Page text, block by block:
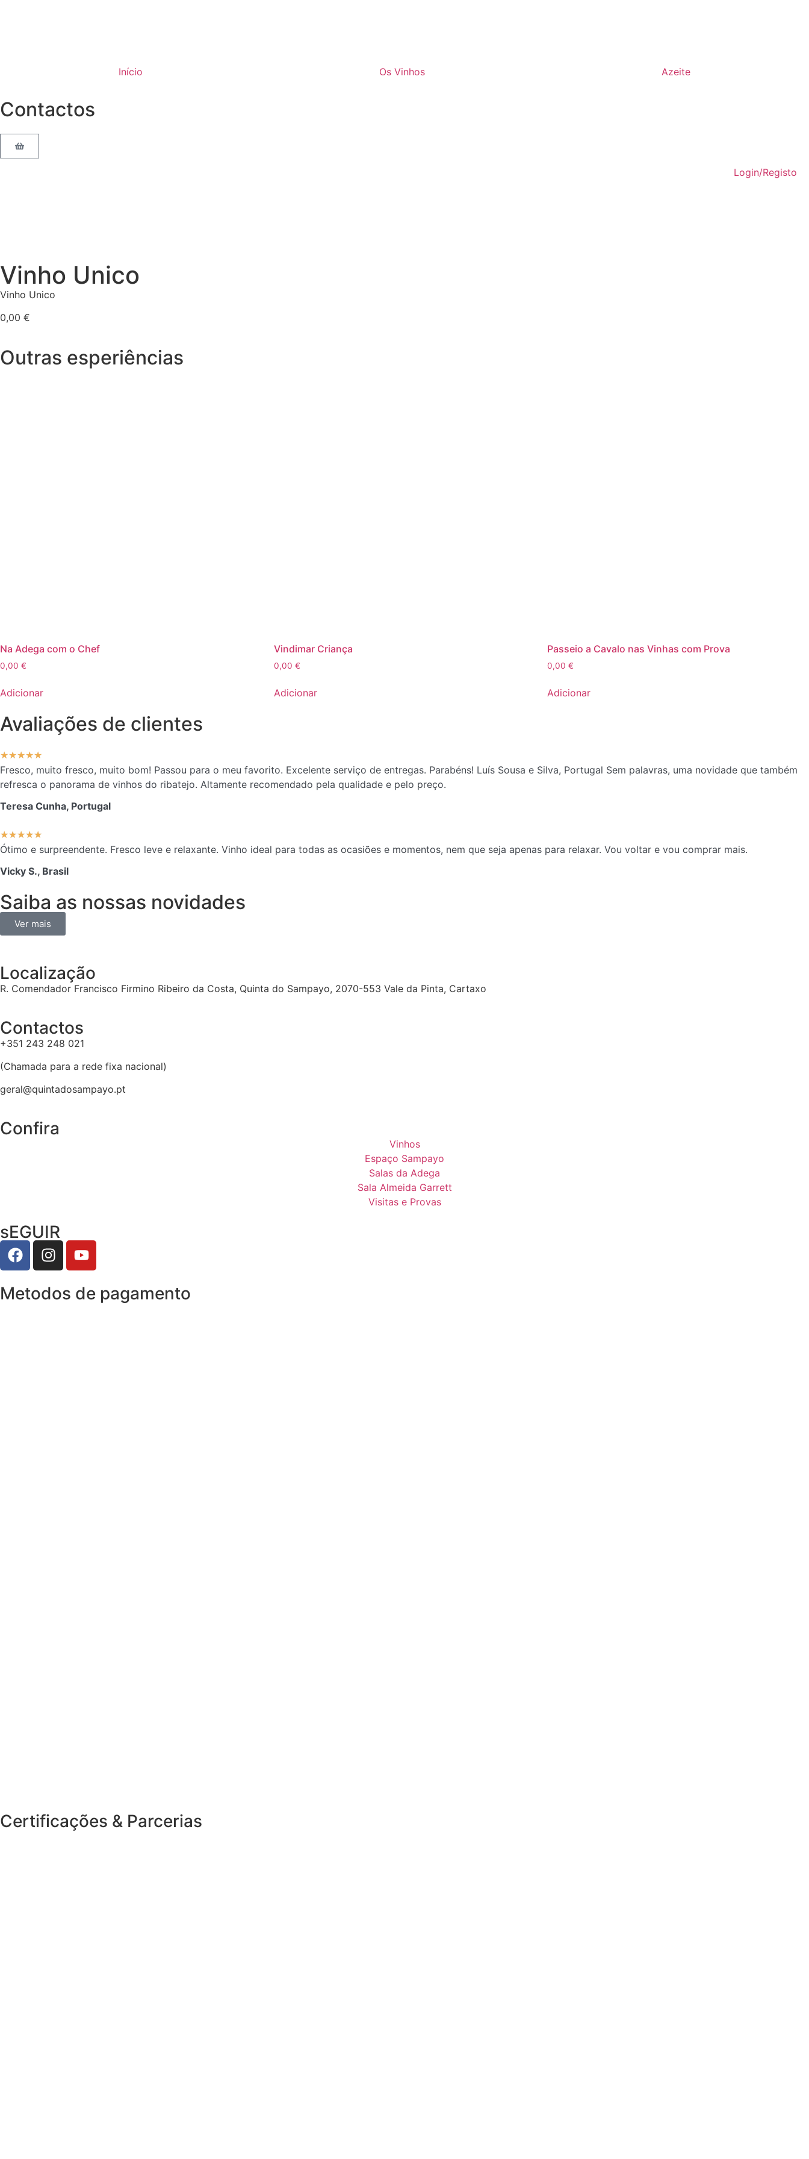
Início Os Vinhos Azeite
Contactos
Login/Registo
Vinho Unico
Vinho Unico
0,00 €
Outras esperiências
Na Adega com o Chef
0,00 €
Adicionar
Vindimar Criança
0,00 €
Adicionar
Passeio a Cavalo nas Vinhas com Prova
0,00€
Adicionar
Avaliações de clientes
★★★★★
Fresco, muito fresco, muito bom! Passou para o meu favorito. Excelente serviço de entregas. Parabéns! Luís Sousa e Silva, Portugal Sem palavras, uma novidade que também
refresca o panorama de vinhos do ribatejo. Altamente recomendado pela qualidade e pelo preço.
Teresa Cunha, Portugal
★★★★★
Ótimo e surpreendente. Fresco leve e relaxante. Vinho ideal para todas as ocasiões e momentos, nem que seja apenas para relaxar. Vou voltar e vou comprar mais.
Vicky S., Brasil
Saiba as nossas novidades
Ver mais
Localização
R. Comendador Francisco Firmino Ribeiro da Costa, Quinta do Sampayo, 2070-553 Vale da Pinta, Cartaxo
Contactos
+351 243 248 021
(Chamada para a rede fixa nacional)
geral@quintadosampayo.pt
Confira
Vinhos
Espaço Sampayo
Salas da Adega
Sala Almeida Garrett
Visitas e Provas
sEGUIR
Metodos de pagamento
Certificações & Parcerias